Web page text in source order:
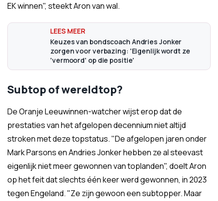
EK winnen", steekt Aron van wal.
Keuzes van bondscoach Andries Jonker
zorgen voor verbazing: 'Eigenlijk wordt ze
'vermoord' op die positie'
Subtop of wereldtop?
De Oranje Leeuwinnen-watcher wijst erop dat de
prestaties van het afgelopen decennium niet altijd
stroken met deze topstatus. "De afgelopen jaren onder
Mark Parsons en Andries Jonker hebben ze al steevast
eigenlijk niet meer gewonnen van toplanden", doelt Aron
op het feit dat slechts één keer werd gewonnen, in 2023
tegen Engeland. "Ze zijn gewoon een subtopper. Maar